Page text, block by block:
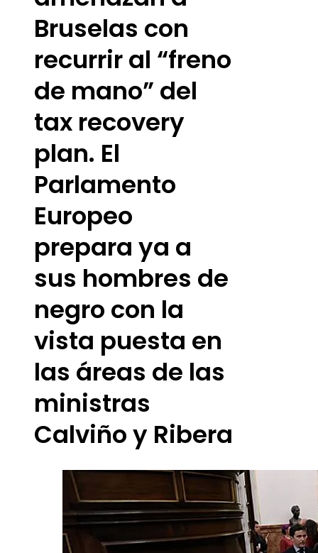
Bruselas con
recurrir al “freno
de mano” del
tax recovery
plan. El
Parlamento
Europeo
prepara ya a
sus hombres de
negro con la
vista puesta en
las áreas de las
ministras
Calviño y Ribera